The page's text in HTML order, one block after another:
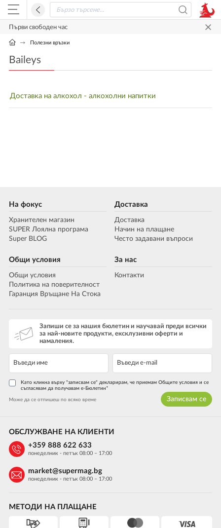
Първи свободен час
Полезни връзки
Baileys
Доставка на алкохол - алкохолни напитки
На фокус
Хранителен магазин
SUPER Лоялна програма
Super BLOG
Доставка
Доставка
Начин на плащане
Често задавани въпроси
Общи условия
Общи условия
Политика на поверителност
Гаранция Връщане На Стока
За нас
Контакти
Запиши се за нашия бюлетин и научавай преди всички
за най-новите продукти, ексклузивни оферти и
намаления.
Като кликна върху "записвам се" декларирам, че приемам Общите условия и се
съгласявам да получавам е-Бюлетин*
Може да се отпишеш по всяко време Записвам се
МЕТОДИ НА ПЛАЩАНЕ
ОБСЛУЖВАНЕ НА КЛИЕНТИ
+359 888 622 633
понеделник - петък 08:00 – 17:00
market@supermag.bg
понеделник - петък 08:00 – 17:00